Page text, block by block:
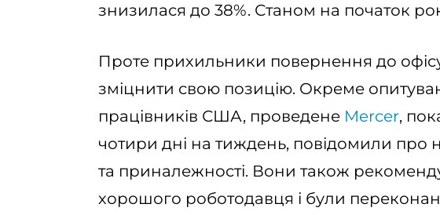
знизилася до 38%. Станом на початок
Проте прихильники повернення до
зміцнити свою позицію. Окреме
працівників США, проведене Mercer,
чотири дні на тиждень, повідомили про
та приналежності. Вони також
хорошого роботодавця і були переконані,